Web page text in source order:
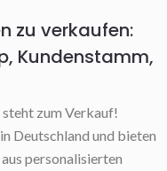
zu verkaufen:
Kundenstamm,
zum Verkauf!
Deutschland und bieten
personalisierten